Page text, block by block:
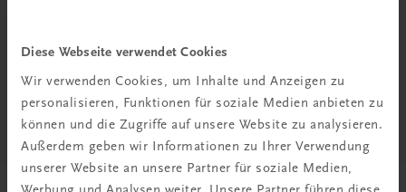
Diese Webseite verwendet Cookies
Wir verwenden Cookies, um Inhalte und Anzeigen zu
personalisieren, Funktionen für soziale Medien anbieten zu
können und die Zugriffe auf unsere Website zu analysieren.
Außerdem geben wir Informationen zu Ihrer Verwendung
unserer Website an unsere Partner für soziale Medien,
auch Sie zum vielgefeierten Meisterbäcker!
Diese Seite teilen auf: